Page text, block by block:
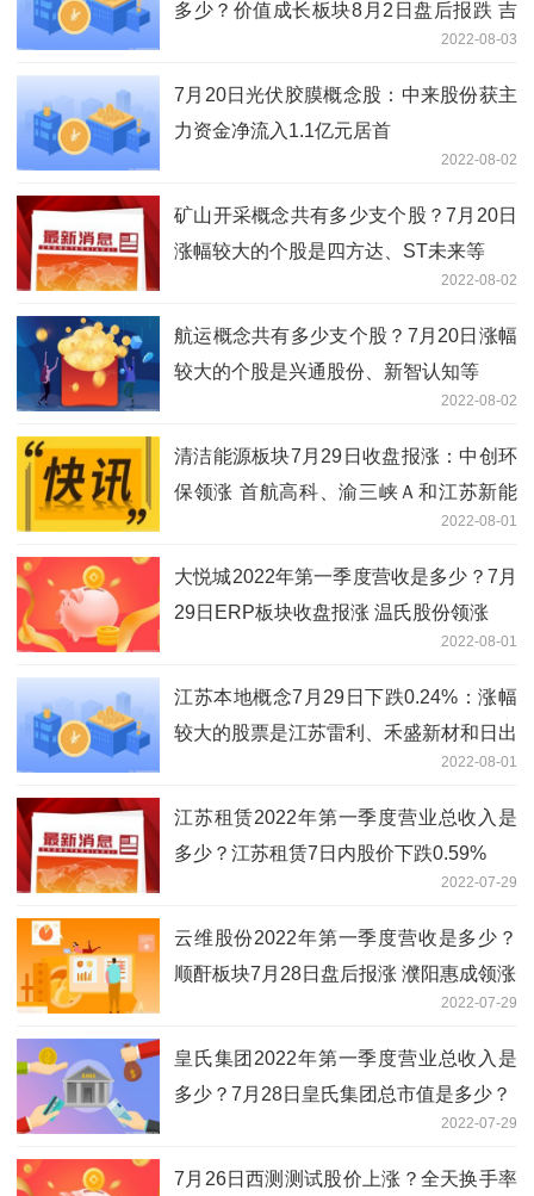
多少？价值成长板块8月2日盘后报跌 吉
2022-08-03
7月20日光伏胶膜概念股：中来股份获主
力资金净流入1.1亿元居首
2022-08-02
矿山开采概念共有多少支个股？7月20日
涨幅较大的个股是四方达、ST未来等
2022-08-02
航运概念共有多少支个股？7月20日涨幅
较大的个股是兴通股份、新智认知等
2022-08-02
清洁能源板块7月29日收盘报涨：中创环
保领涨 首航高科、渝三峡Ａ和江苏新能
2022-08-01
大悦城2022年第一季度营收是多少？7月
29日ERP板块收盘报涨 温氏股份领涨
2022-08-01
江苏本地概念7月29日下跌0.24%：涨幅
较大的股票是江苏雷利、禾盛新材和日出
2022-08-01
江苏租赁2022年第一季度营业总收入是
多少？江苏租赁7日内股价下跌0.59%
2022-07-29
云维股份2022年第一季度营收是多少？
顺酐板块7月28日盘后报涨 濮阳惠成领涨
2022-07-29
皇氏集团2022年第一季度营业总收入是
多少？7月28日皇氏集团总市值是多少？
2022-07-29
7月26日西测测试股价上涨？全天换手率